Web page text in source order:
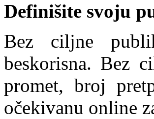
Definišite svoju
Bez ciljne
beskorisna. Bez
promet, broj
očekivanu online